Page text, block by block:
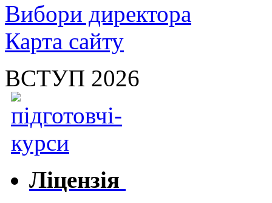
Вибори директора
Карта сайту
ВСТУП 2026
Ліцензія